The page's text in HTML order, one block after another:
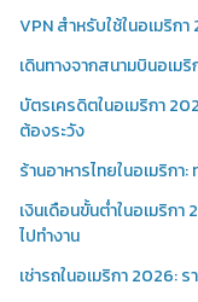
VPN สำหรับใช้ในอเมริก
เดินทางจากสนามบินอเมริ
บัตรเครดิตในอเมริกา
ต้องระวัง
ร้านอาหารไทยในอเมริกา
เงินเดือนขั้นต่ำในอเมริก
ไปทำงาน
เช่ารถในอเมริกา 2026: